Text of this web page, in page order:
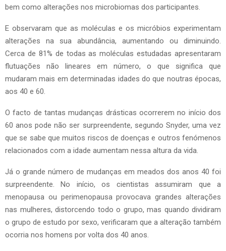
bem como alterações nos microbiomas dos participantes.
E observaram que as moléculas e os micróbios experimentam
alterações na sua abundância, aumentando ou diminuindo.
Cerca de 81% de todas as moléculas estudadas apresentaram
flutuações não lineares em número, o que significa que
mudaram mais em determinadas idades do que noutras épocas,
aos 40 e 60.
O facto de tantas mudanças drásticas ocorrerem no início dos
60 anos pode não ser surpreendente, segundo Snyder, uma vez
que se sabe que muitos riscos de doenças e outros fenómenos
relacionados com a idade aumentam nessa altura da vida.
Já o grande número de mudanças em meados dos anos 40 foi
surpreendente. No início, os cientistas assumiram que a
menopausa ou perimenopausa provocava grandes alterações
nas mulheres, distorcendo todo o grupo, mas quando dividiram
o grupo de estudo por sexo, verificaram que a alteração também
ocorria nos homens por volta dos 40 anos.